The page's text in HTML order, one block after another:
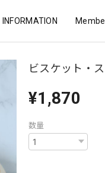
INFORMATION
ビスケット・
¥1,870
数量